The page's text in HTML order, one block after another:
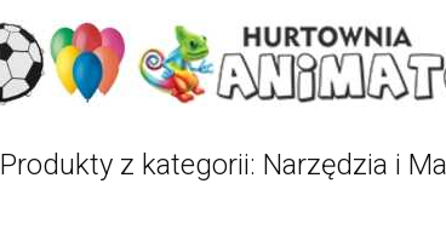
Produkty z kategorii: Narzędzia i